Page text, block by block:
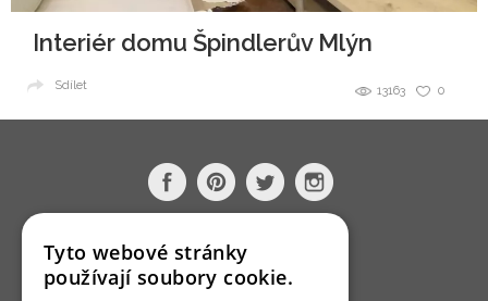
Interiér domu Špindlerův Mlýn
0
13163
Sdílet
O nás
Bydlo programy
Tyto webové stránky
používají soubory cookie.